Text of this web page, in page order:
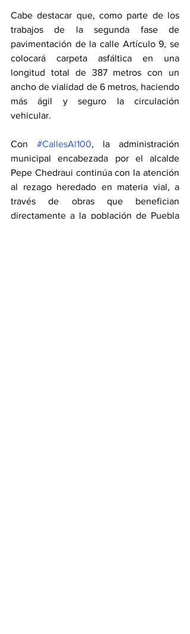
Cabe destacar que, como parte de los
trabajos de la segunda fase de
pavimentación de la calle Artículo 9, se
colocará carpeta asfáltica en una
longitud total de 387 metros con un
ancho de vialidad de 6 metros, haciendo
más ágil y seguro la circulación
vehicular.
Con #CallesAl100, la administración
municipal encabezada por el alcalde
Pepe Chedraui continúa con la atención
al rezago heredado en materia vial, a
través de obras que benefician
directamente a la población de Puebla